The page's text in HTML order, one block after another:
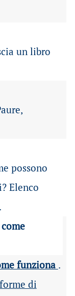
un libro
possono
Elenco
funziona .
di